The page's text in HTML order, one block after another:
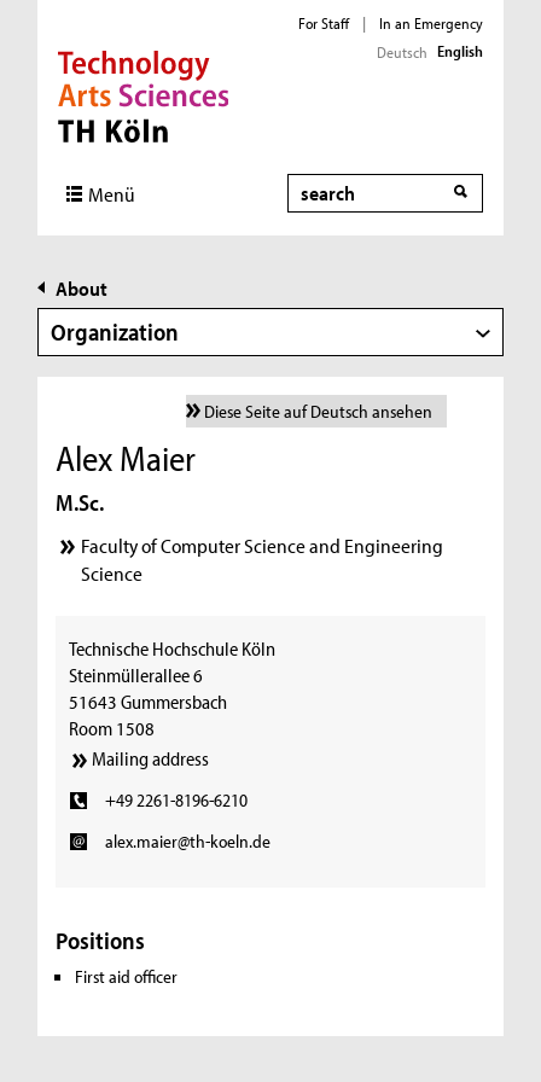
Direkt zur Hauptnavigation
Direkt zur Subnavigation
Direkt zum Inhalt
Direkt zum Fußbereich
For Staff |
In an Emergency
Deutsch English
Menü Search
About
Organization
Diese Seite auf Deutsch ansehen
Alex Maier
M.Sc.
Faculty of Computer Science and Engineering
Science
Technische Hochschule Köln
Steinmüllerallee 6
51643 Gummersbach
Room 1508
Mailing address
+49 2261-8196-6210
alex.maier@th-koeln.de
Positions
First aid officer